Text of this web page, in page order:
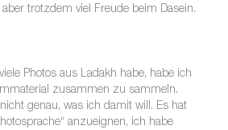
trotzdem viel Freude beim Dasein.
Photos aus Ladakh habe, habe ich
zusammen zu sammeln.
genau, was ich damit will. Es hat
anzueignen, ich habe